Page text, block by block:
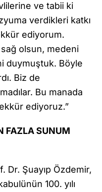
ve tabii ki
verdikleri katkı
ediyorum.
olsun, medeni
duymuştuk. Böyle
Biz de
Bu manada
ediyoruz.”
FAZLA SUNUM
Dr. Şuayıp Özdemir,
100. yılı